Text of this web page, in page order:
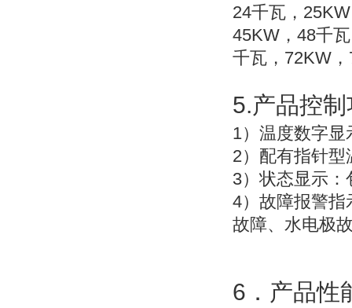
24千瓦， 25KW
45KW ， 48千
千瓦， 72KW ，
5.产品控
1）温度数字显
2）配有指针型
3）状态显示
4）故障报警
故障、水电极
6 ．产品